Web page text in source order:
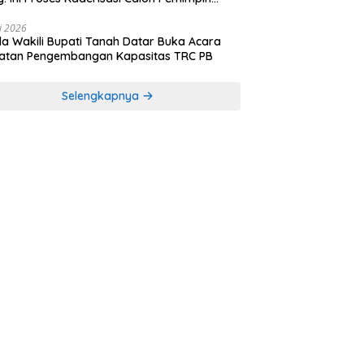
2026
Wakili Bupati Tanah Datar Buka Acara
Pengembangan Kapasitas TRC PB
Selengkapnya